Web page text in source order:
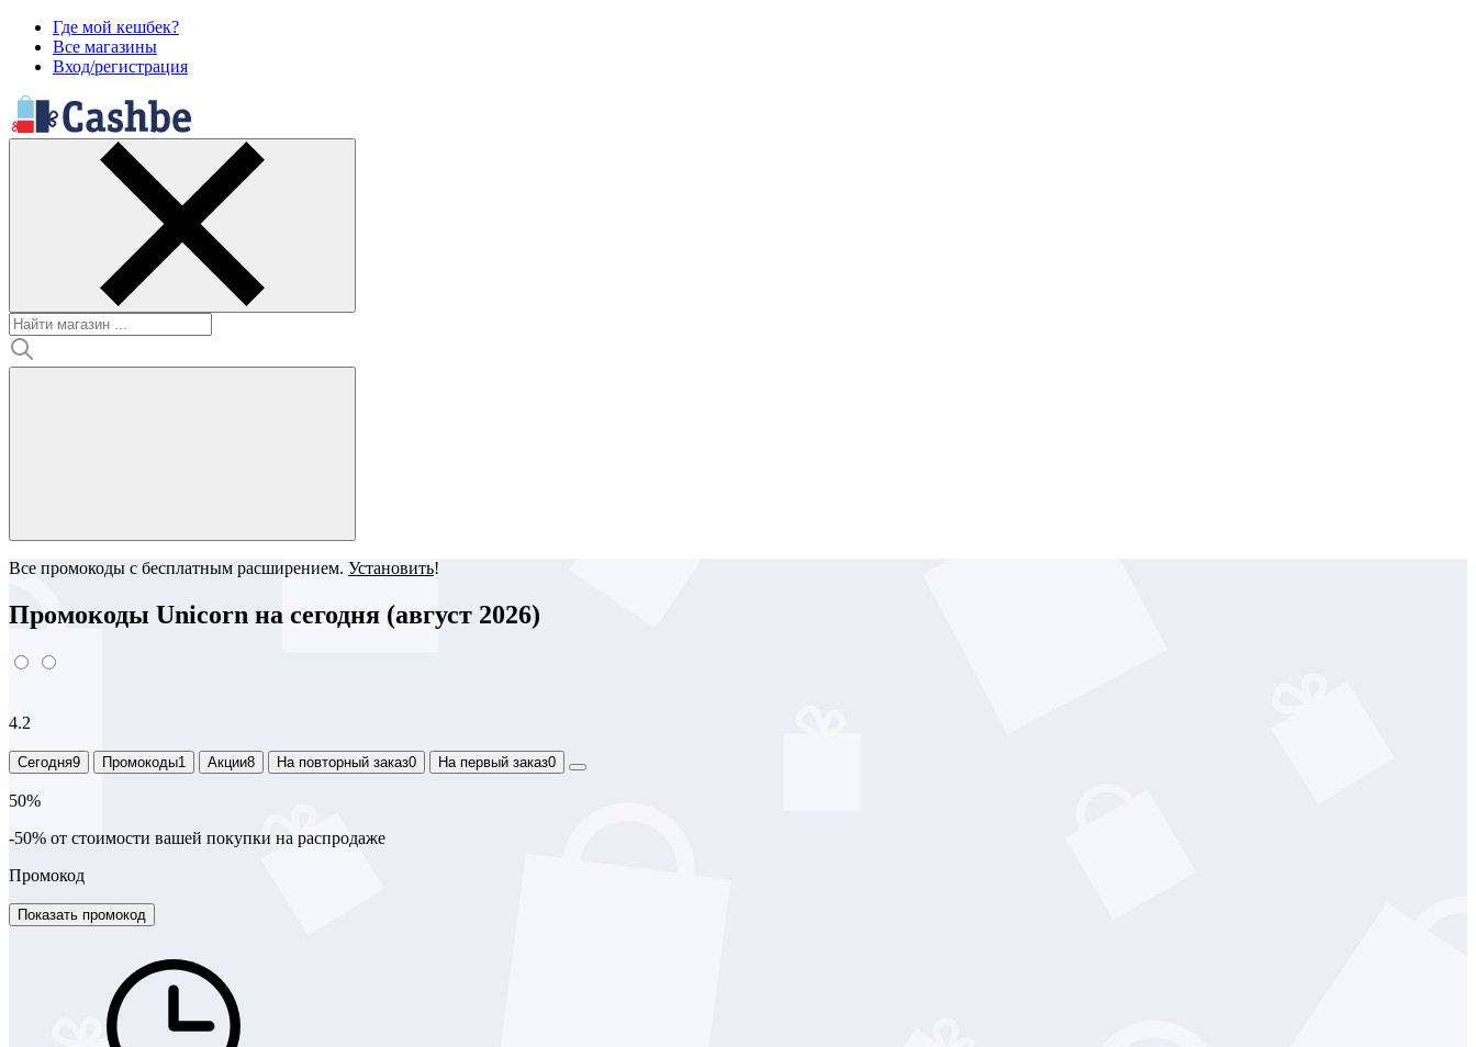
Где мой кешбек?
Все магазины
Вход/регистрация
Все промокоды с бесплатным расширением. Установить!
Промокоды Unicorn на сегодня (август 2026)
4.2
Сегодня9 Промокоды1 Акции8 На повторный заказ0 На первый заказ0
50%
-50% от стоимости вашей покупки на распродаже
Промокод
Показать промокод